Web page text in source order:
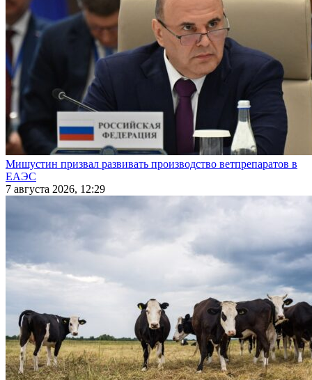
Мишустин призвал развивать производство ветпрепаратов в
ЕАЭС
7 августа 2026, 12:29